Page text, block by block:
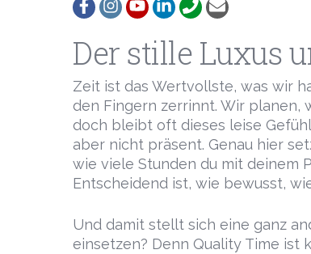
Der stille Luxus
Zeit ist das Wertvollste, was wir
den Fingern zerrinnt. Wir planen,
doch bleibt oft dieses leise
aber nicht präsent. Genau hier
wie viele Stunden du mit deinem
Entscheidend ist, wie bewusst,
Und damit stellt sich eine ganz
einsetzen? Denn Quality Time ist